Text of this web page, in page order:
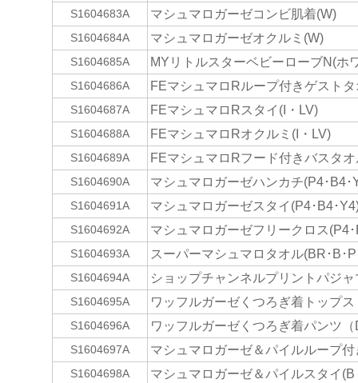
S1604683A マシュマロガーゼコンビ肌着(W)
S1604684A マシュマロガーゼオクルミ(W)
S1604685A MYリトルスターベビーローブN(ホ
S1604686A FEマシュマロRループ付きゲスト
S1604687A FEマシュマロRスタイ(I・LV)
S1604688A FEマシュマロRオクルミ(I・LV)
S1604689A FEマシュマロRフード付きバスタオ
S1604690A マシュマロガーゼハンカチ(P4･B4･
S1604691A マシュマロガーゼスタイ(P4･B4･
S1604692A マシュマロガーゼフリークロス(P4
S1604693A スーパーマシュマロタオル(BR･B･
S1604694A ショップチャンネルプリントパジ
S1604695A ワッフルガーゼくつろぎ着トップ
S1604696A ワッフルガーゼくつろぎ着パンツ
S1604697A マシュマロガーゼ＆パイルループ
S1604698A マシュマロガーゼ＆パイルスタイ